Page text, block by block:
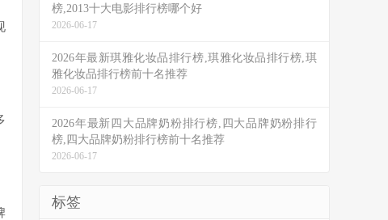
榜,2013十大电影排行榜哪个好
2026-06-17
2026年最新琪雅化妆品排行榜,琪雅化妆品排行榜,琪
雅化妆品排行榜前十名推荐
2026-06-17
2026年最新四大品牌奶粉排行榜,四大品牌奶粉排行
榜,四大品牌奶粉排行榜前十名推荐
2026-06-17
标签